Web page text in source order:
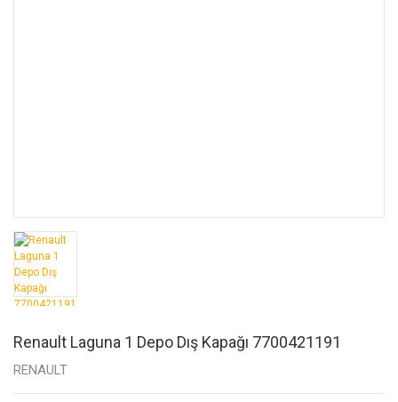
Renault Laguna 1 Depo Dış Kapağı 7700421191
RENAULT